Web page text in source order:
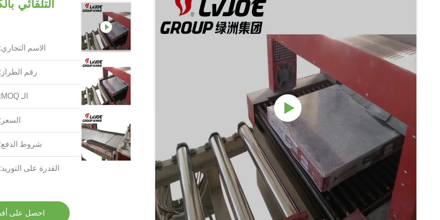
التلقائي
الاسم
رقم
الـ MOQ:
شروط
القدرة على
احصل على